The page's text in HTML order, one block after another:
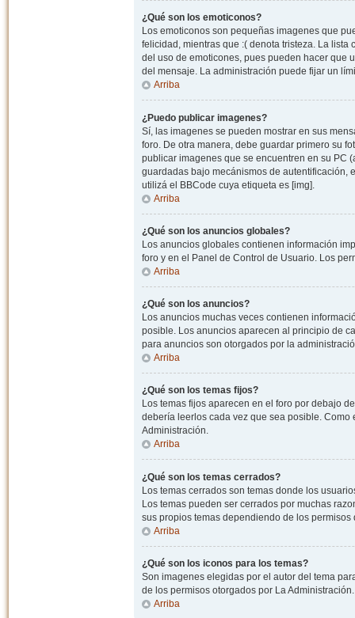
¿Qué son los emoticonos?
Los emoticonos son pequeñas imagenes que
felicidad, mientras que :( denota tristeza. La
del uso de emoticones, pues pueden hacer que
del mensaje. La administración puede fijar un
Arriba
¿Puedo publicar imagenes?
Sí, las imagenes se pueden mostrar en sus
foro. De otra manera, debe guardar primero su
publicar imagenes que se encuentren en su PC
guardadas bajo mecánismos de autentificación,
utilizá el BBCode cuya etiqueta es [img].
Arriba
¿Qué son los anuncios globales?
Los anuncios globales contienen información
foro y en el Panel de Control de Usuario. Los
Arriba
¿Qué son los anuncios?
Los anuncios muchas veces contienen
posible. Los anuncios aparecen al principio de
para anuncios son otorgados por la
Arriba
¿Qué son los temas fijos?
Los temas fijos aparecen en el foro por debajo
debería leerlos cada vez que sea posible.
Administración.
Arriba
¿Qué son los temas cerrados?
Los temas cerrados son temas donde los
Los temas pueden ser cerrados por muchas
sus propios temas dependiendo de los
Arriba
¿Qué son los iconos para los temas?
Son imagenes elegidas por el autor del tema
de los permisos otorgados por La Administración.
Arriba